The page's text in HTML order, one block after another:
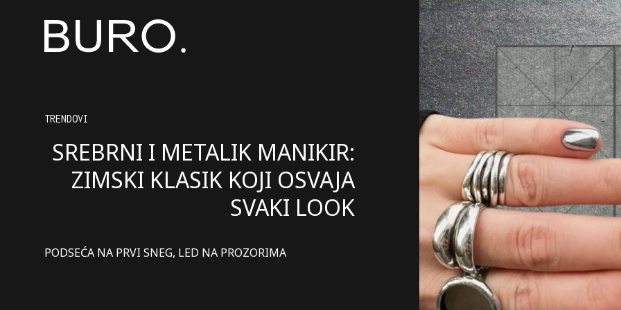
TRENDOVI
SREBRNI I METALIK MANIKIR:
ZIMSKI KLASIK KOJI OSVAJA
SVAKI LOOK
PODSEĆA NA PRVI SNEG, LED NA PROZORIMA